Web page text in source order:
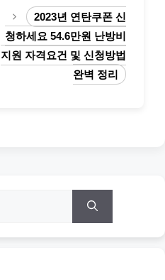
2023년 연탄쿠폰 신
청하세요 54.6만원 난방비
지원 자격요건 및 신청방법
완벽 정리